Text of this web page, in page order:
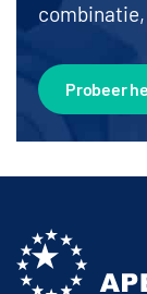
Probeer